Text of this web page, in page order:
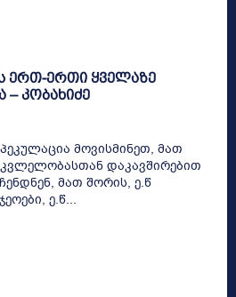
ერთ-ერთი ყველაზე
– კობახიძე
მოვისმინეთ, მათ
დაკავშირებით
მათ შორის, ე.წ
ე.წ...